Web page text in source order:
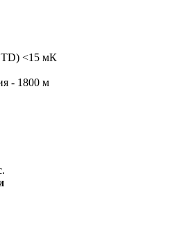
<15 мК
- 1800 м